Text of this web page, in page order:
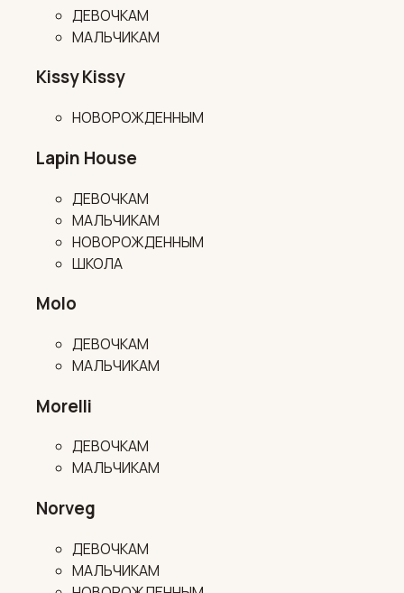
ДЕВОЧКАМ
МАЛЬЧИКАМ
Kissy Kissy
НОВОРОЖДЕННЫМ
Lapin House
ДЕВОЧКАМ
МАЛЬЧИКАМ
НОВОРОЖДЕННЫМ
ШКОЛА
Molo
ДЕВОЧКАМ
МАЛЬЧИКАМ
Morelli
ДЕВОЧКАМ
МАЛЬЧИКАМ
Norveg
ДЕВОЧКАМ
МАЛЬЧИКАМ